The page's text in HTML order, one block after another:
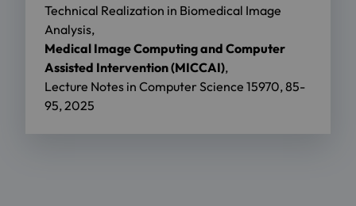
Technical Realization in Biomedical Image
Analysis,
Medical Image Computing and Computer
Assisted Intervention (MICCAI),
Lecture Notes in Computer Science 15970, 85-
95, 2025